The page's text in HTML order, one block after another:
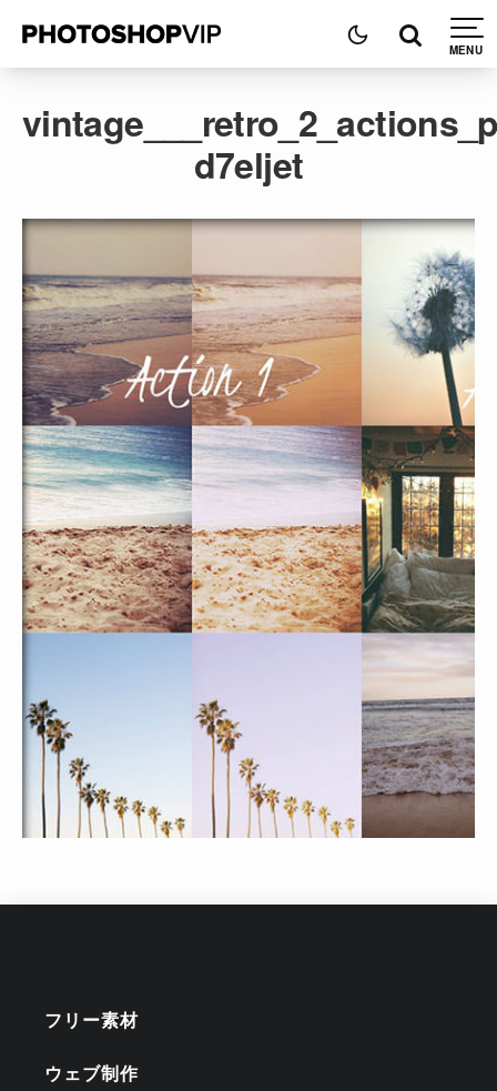
d7eljet
フリー素材
ウェブ制作